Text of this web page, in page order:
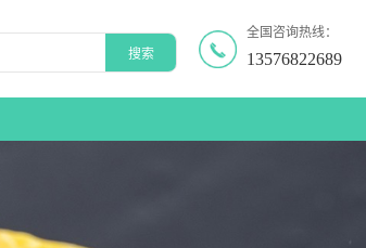
全国咨询热线：
13576822689